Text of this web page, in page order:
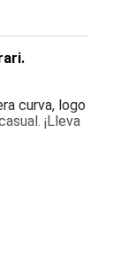
curva, logo
¡Lleva